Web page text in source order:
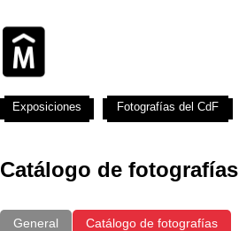
Catálogo de fotografías
General Catálogo de fotografías
Exposiciones Fotografías del CdF